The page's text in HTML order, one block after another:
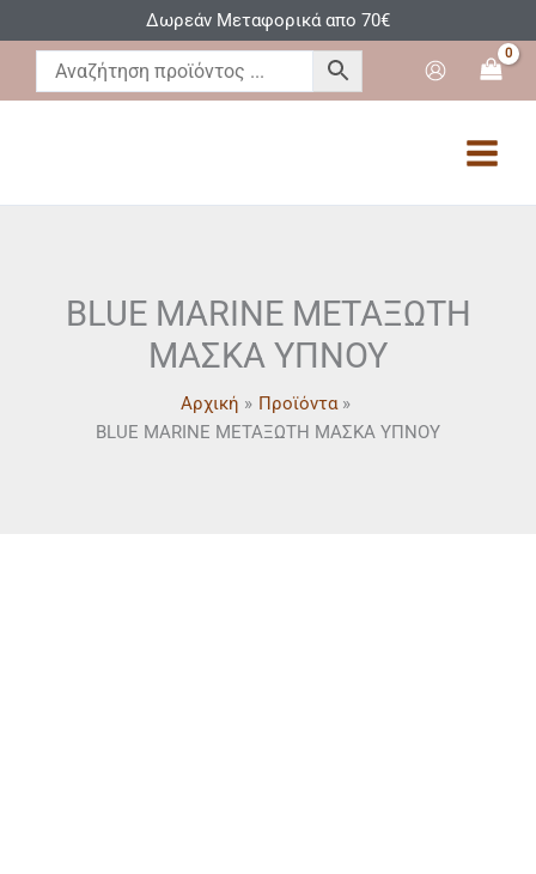
στο
περιεχόμενο
Δωρεάν Μεταφορικά απο 70€
BLUE MARINE ΜΕΤΑΞΩΤΗ
ΜΑΣΚΑ ΥΠΝΟΥ
Αρχική
Προϊόντα
BLUE MARINE ΜΕΤΑΞΩΤΗ ΜΑΣΚΑ ΥΠΝΟΥ